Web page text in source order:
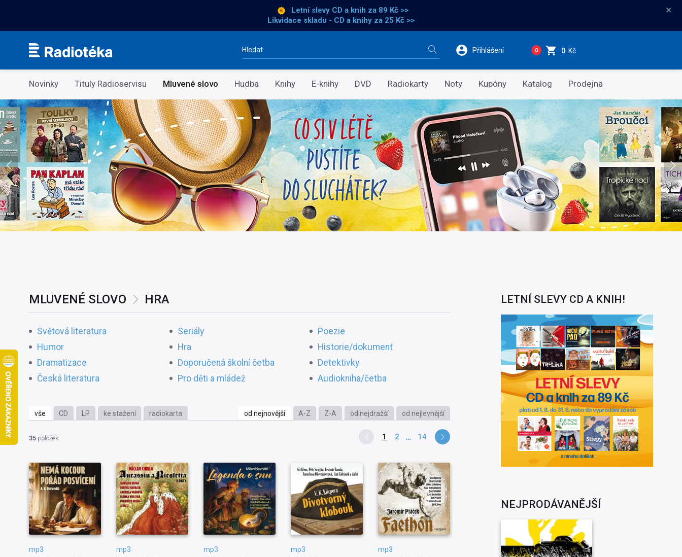
Letní slevy CD a knih za 89 Kč >>
Likvidace skladu - CD a knihy za 25 Kč >>
×
Vyhledávání Přihlášení 0 0 Kč
Kategorie
Novinky Tituly Radioservisu Mluvené slovo Hudba Knihy E-knihy DVD Radiokarty Noty Kupóny Katalog Prodejna
Co si v létě pustíte do sluchátek?
MLUVENÉ SLOVO HRA
Světová literatura Seriály
Poezie
Humor
Hra
Historie/dokument
Dramatizace
Doporučená školní četba
Detektivky
Česká literatura
Pro děti a mládež Audiokniha/četba
vše CD LP ke stažení radiokarta od nejnovější A-Z Z-A od nejdražší od nejlevnější
35 položek 1 2 14
mp3 mp3 mp3 mp3 mp3
LETNÍ SLEVY CD A KNIH!
NEJPRODÁVANĚJŠÍ